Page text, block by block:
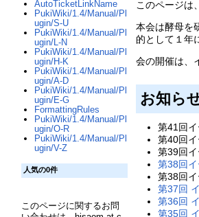
このページは
本会は酵母を
的として１年
会の開催は、
お知ら
第41回
第40回
第39回
第38回
第38回
第37回
第36回
第35回
AutoTicketLinkName
PukiWiki/1.4/Manual/Pl
ugin/S-U
PukiWiki/1.4/Manual/Pl
ugin/L-N
PukiWiki/1.4/Manual/Pl
ugin/H-K
PukiWiki/1.4/Manual/Pl
ugin/A-D
PukiWiki/1.4/Manual/Pl
ugin/E-G
FormattingRules
PukiWiki/1.4/Manual/Pl
ugin/O-R
PukiWiki/1.4/Manual/Pl
ugin/V-Z
人気の0件
このページに関するお問